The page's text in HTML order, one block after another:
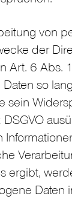
von
der
Art. 6 Abs.
so
sein
ergibt,
Daten